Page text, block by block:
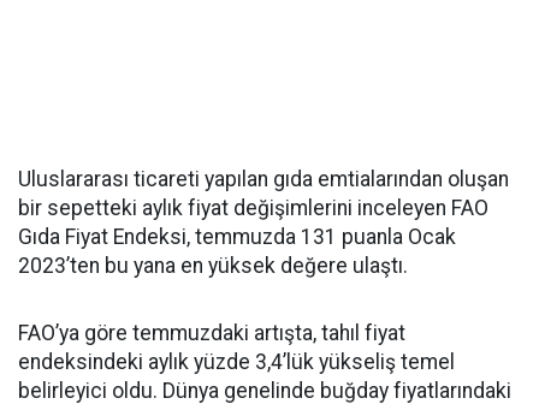
Uluslararası ticareti yapılan gıda emtialarından oluşan
bir sepetteki aylık fiyat değişimlerini inceleyen FAO
Gıda Fiyat Endeksi, temmuzda 131 puanla Ocak
2023’ten bu yana en yüksek değere ulaştı.
FAO’ya göre temmuzdaki artışta, tahıl fiyat
endeksindeki aylık yüzde 3,4’lük yükseliş temel
belirleyici oldu. Dünya genelinde buğday fiyatlarındaki